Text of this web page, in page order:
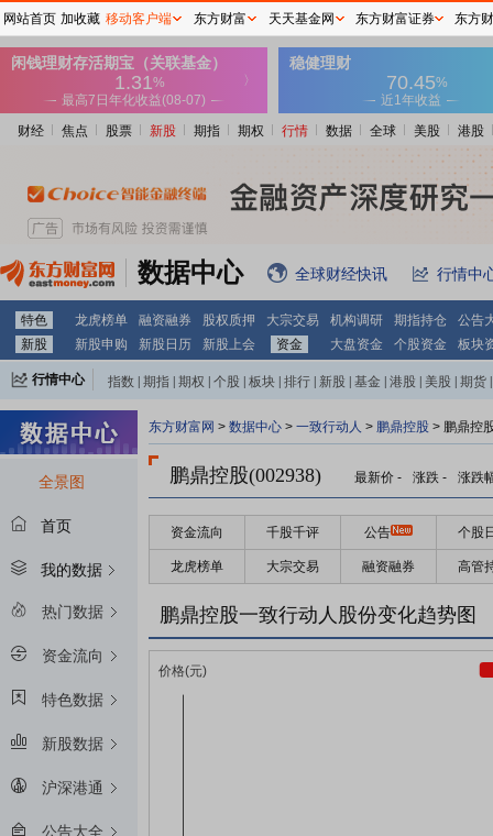
财经 焦点 股票 新股 期指 期权 行情 数据 全球 美股 港股
数据中心 全球财经快讯 行情中
特色 龙虎榜单 融资融券 股权质押 大宗交易 机构调研 期指持仓
公告
新股
新股申购 新股日历 新股上会 资金 大盘资金 个股资金 板块
行情中心 指数 期指 期权 个股 板块 排行 新股 基金 港股 美股 期货
全景图
首页
我的数据
热门数据
资金流向
特色数据
新股数据
沪深港通
公告大全
东方财富网 > 数据中心 > 一致行动人 > 鹏鼎控股 > 鹏鼎控
鹏鼎控股(002938) 最新价 - 涨跌 - 涨跌
资金流向 千股千评 公告 个股
龙虎榜单 大宗交易 融资融券 高管
鹏鼎控股一致行动人股份变化趋势图
网站首页 加收藏 移动客户端 东方财富 天天基金网 东方财富证券 东方